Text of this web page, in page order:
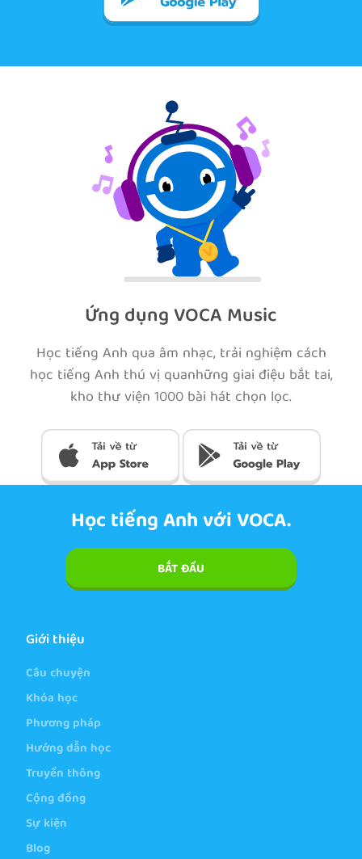
Ứng dụng VOCA Music
Học tiếng Anh qua âm nhạc, trải nghiệm cách
học tiếng Anh thú vị quanhững giai điệu bắt tai,
kho thư viện 1000 bài hát chọn lọc.
Học tiếng Anh với VOCA.
BẮT ĐẦU
Giới thiệu
Câu chuyện
Khóa học
Phương pháp
Hướng dẫn học
Truyền thông
Cộng đồng
Sự kiện
Blog